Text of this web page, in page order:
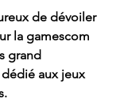
de dévoiler
la gamescom
grand
aux jeux